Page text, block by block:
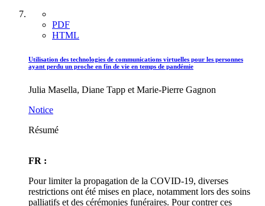
PDF
HTML
Utilisation des technologies de communications virtuelles pour les personnes
ayant perdu un proche en fin de vie en temps de pandémie
Julia Masella, Diane Tapp et Marie-Pierre Gagnon
Notice
Résumé
FR :
Pour limiter la propagation de la COVID-19, diverses
restrictions ont été mises en place, notamment lors des soins
palliatifs et des cérémonies funéraires. Pour contrer ces